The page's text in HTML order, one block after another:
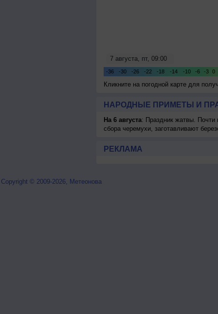
Кликните на погодной карте для
НАРОДНЫЕ ПРИМЕТЫ И
На 6 августа: Праздник жатвы. Почти
сбора черемухи, заготавливают
РЕКЛАМА
Copyright © 2009-2026, Метеонова